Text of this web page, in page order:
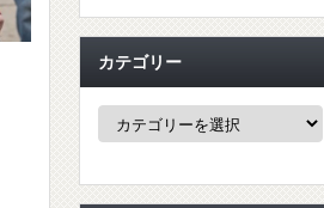
カテゴリー
ー